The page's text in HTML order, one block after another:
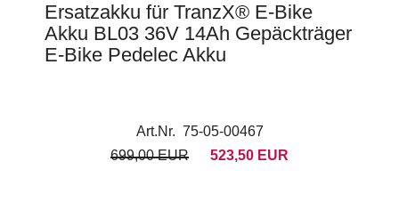
Ersatzakku für TranzX® E-Bike
Akku BL03 36V 14Ah Gepäckträger
E-Bike Pedelec Akku
Art.Nr. 75-05-00467
699,00 EUR
523,50 EUR